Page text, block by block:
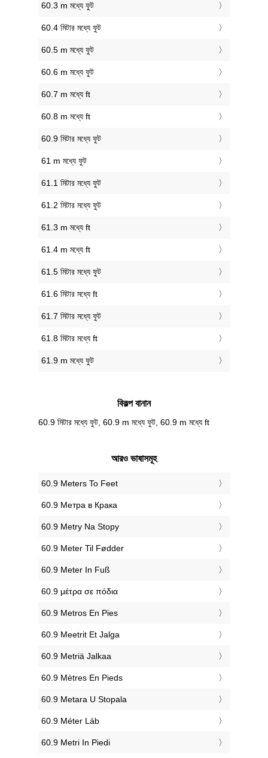
60.3 m মধ্যে ফুট
60.4 মিটার মধ্যে ফুট
60.5 m মধ্যে ফুট
60.6 m মধ্যে ফুট
60.7 m মধ্যে ft
60.8 m মধ্যে ft
60.9 মিটার মধ্যে ফুট
61 m মধ্যে ফুট
61.1 মিটার মধ্যে ফুট
61.2 মিটার মধ্যে ফুট
61.3 m মধ্যে ft
61.4 m মধ্যে ft
61.5 মিটার মধ্যে ফুট
61.6 মিটার মধ্যে ft
61.7 মিটার মধ্যে ফুট
61.8 মিটার মধ্যে ft
61.9 m মধ্যে ফুট
বিকল্প বানান
60.9 মিটার মধ্যে ফুট, 60.9 m মধ্যে ফুট, 60.9 m মধ্যে ft
আরও ভাষাসমূহ
‎60.9 Meters To Feet
‎60.9 Метра в Крака
‎60.9 Metry Na Stopy
‎60.9 Meter Til Fødder
‎60.9 Meter In Fuß
‎60.9 μέτρα σε πόδια
‎60.9 Metros En Pies
‎60.9 Meetrit Et Jalga
‎60.9 Metriä Jalkaa
‎60.9 Mètres En Pieds
‎60.9 Metara U Stopala
‎60.9 Méter Láb
‎60.9 Metri In Piedi